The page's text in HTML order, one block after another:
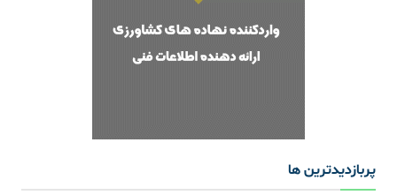
پربازدیدترین ها